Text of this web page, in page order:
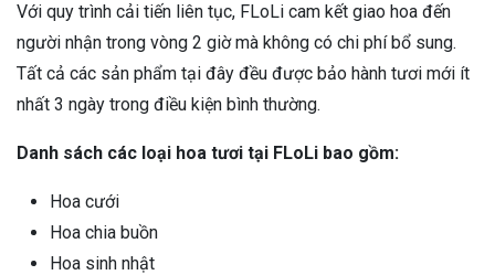
Với quy trình cải tiến liên tục, FLoLi cam kết giao hoa đến
người nhận trong vòng 2 giờ mà không có chi phí bổ sung.
Tất cả các sản phẩm tại đây đều được bảo hành tươi mới ít
nhất 3 ngày trong điều kiện bình thường.
Danh sách các loại hoa tươi tại FLoLi bao gồm:
Hoa cưới
Hoa chia buồn
Hoa sinh nhật